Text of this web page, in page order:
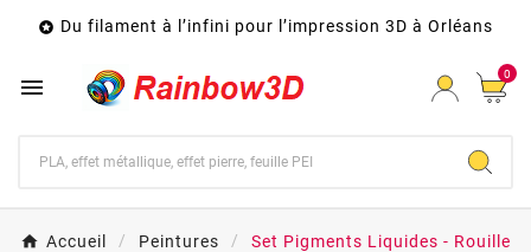
 Du filament à l’infini pour l’impression 3D à Orléans
 0
Accueil Peintures Set Pigments Liquides - Rouille